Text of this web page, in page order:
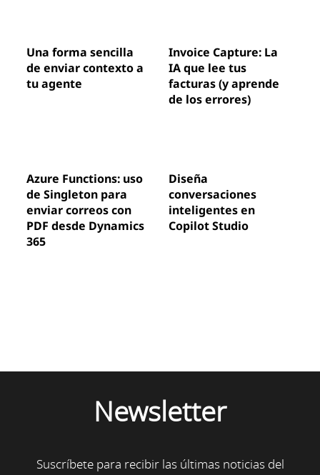
Una forma sencilla
de enviar contexto a
tu agente
Invoice Capture: La
IA que lee tus
facturas (y aprende
de los errores)
Azure Functions: uso
de Singleton para
enviar correos con
PDF desde Dynamics
365
Diseña
conversaciones
inteligentes en
Copilot Studio
Newsletter
Suscríbete para recibir las últimas noticias del